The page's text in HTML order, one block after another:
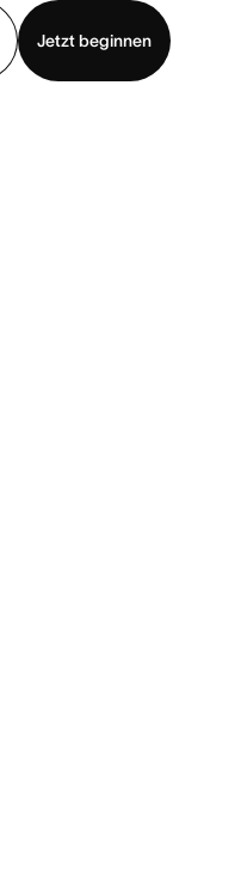
Jetzt beginnen